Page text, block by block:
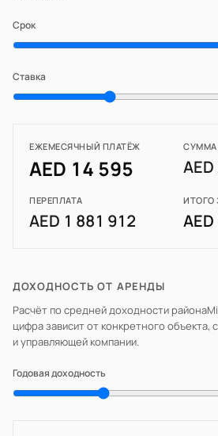
Срок
Ставка
ЕЖЕМЕСЯЧНЫЙ ПЛАТЁЖ
AED 14 595
СУММА
ПЕРЕПЛАТА
AED 1 881 912
ИТОГО
ДОХОДНОСТЬ ОТ АРЕНДЫ
Расчёт по средней доходности района
цифра зависит от конкретного объекта,
и управляющей компании.
Годовая доходность